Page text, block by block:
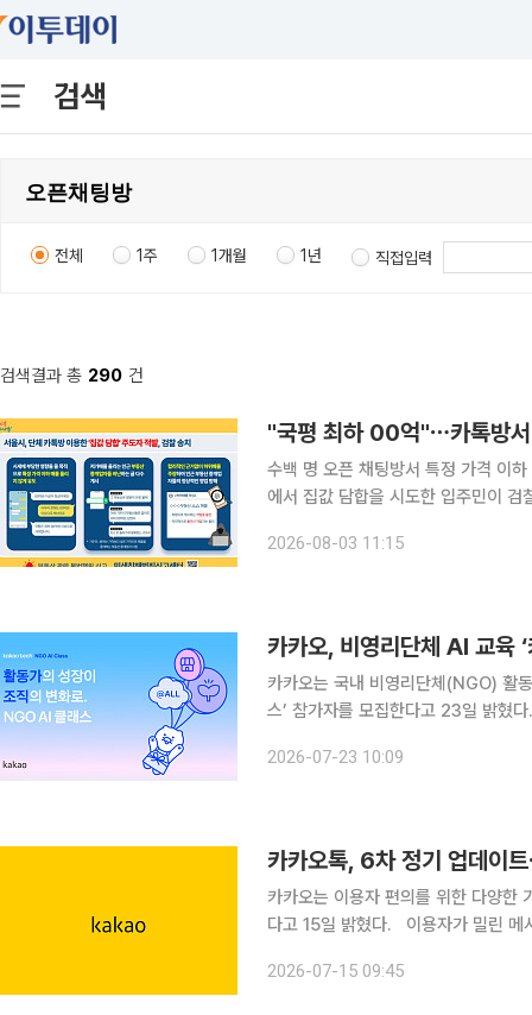
검색
전체 1주 1개월 1년 직접입력
검색결과 총 290 건
"국평 최하 00억"⋯카톡방서
수백 명 오픈 채팅방서 특정 가격 이하 매물 등록 못 하게 유
에서 집값 담합을 시도한 입주민이 검찰에 송치됐다, 서울 아파트 입주
생사법경찰국은 카카오톡 오픈 채팅
2026-08-03 11:15
카카오, 비영리단체 AI 교육
카카오는 국내 비영리단체(NGO) 활
스’ 참가자를 모집한다고 23일 밝혔다. 카카오테크 NGO AI 클래스는 지난해 소상공인을 대상
다. 모집 대상은 국내 비영리 사회단
2026-07-23 10:09
카카오톡, 6차 정기 업데이
카카오는 이용자 편의를 위한 다양
다고 15일 밝혔다. 이용자가 밀린 메시지를 빠르게 파악할 수 있도록 채팅방 내 메시지 요약 기능
해 보여준다. 오랜만에 들어간 채팅방
2026-07-15 09:45